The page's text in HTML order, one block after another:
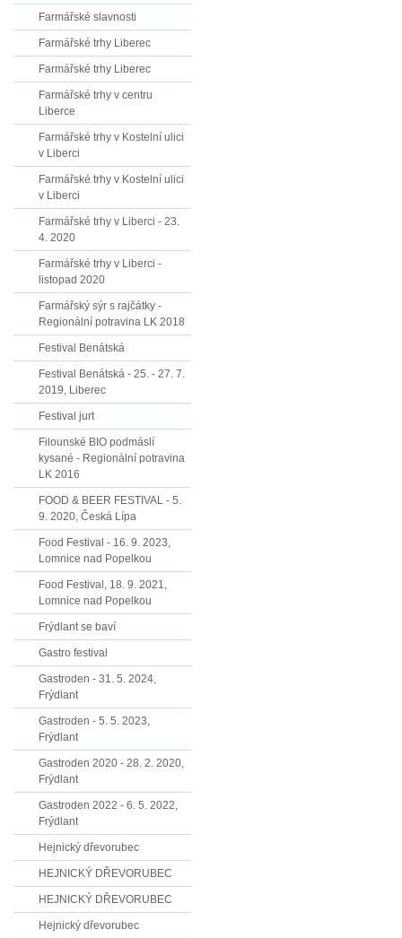
Farmářské slavnosti
Farmářské trhy Liberec
Farmářské trhy Liberec
Farmářské trhy v centru
Liberce
Farmářské trhy v Kostelní ulici
v Liberci
Farmářské trhy v Kostelní ulici
v Liberci
Farmářské trhy v Liberci - 23.
4. 2020
Farmářské trhy v Liberci -
listopad 2020
Farmářský sýr s rajčátky -
Regionální potravina LK 2018
Festival Benátská
Festival Benátská - 25. - 27. 7.
2019, Liberec
Festival jurt
Filounské BIO podmáslí
kysané - Regionální potravina
LK 2016
FOOD & BEER FESTIVAL - 5.
9. 2020, Česká Lípa
Food Festival - 16. 9. 2023,
Lomnice nad Popelkou
Food Festival, 18. 9. 2021,
Lomnice nad Popelkou
Frýdlant se baví
Gastro festival
Gastroden - 31. 5. 2024,
Frýdlant
Gastroden - 5. 5. 2023,
Frýdlant
Gastroden 2020 - 28. 2. 2020,
Frýdlant
Gastroden 2022 - 6. 5. 2022,
Frýdlant
Hejnický dřevorubec
HEJNICKÝ DŘEVORUBEC
HEJNICKÝ DŘEVORUBEC
Hejnický dřevorubec